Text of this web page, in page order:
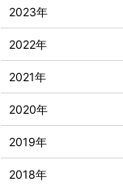
2023年
2022年
2021年
2020年
2019年
2018年